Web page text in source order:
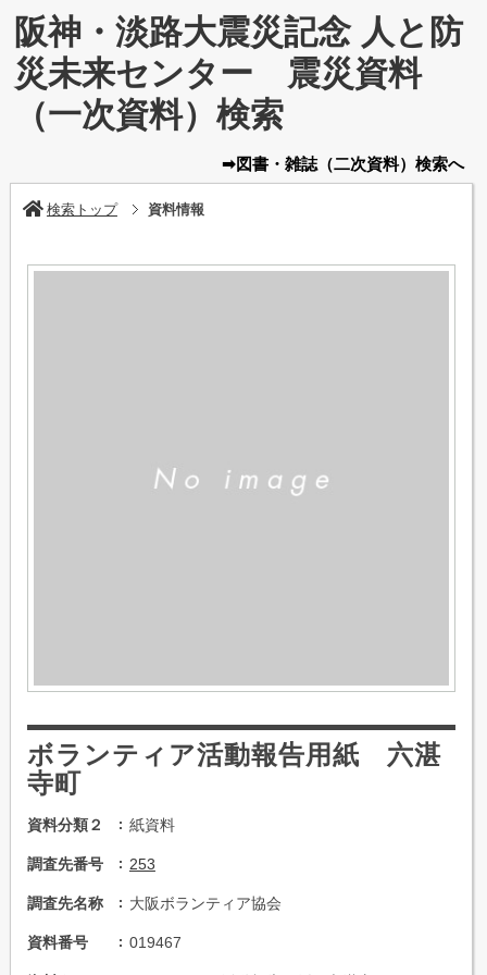
阪神・淡路大震災記念 人と防
災未来センター 震災資料
（一次資料）検索
➡図書・雑誌（二次資料） 検索へ
検索トップ 資料情報
ボランティア活動報告用紙 六湛
寺町
資料分類２ 紙資料
調査先番号 253
調査先名称 大阪ボランティア協会
資料番号 019467